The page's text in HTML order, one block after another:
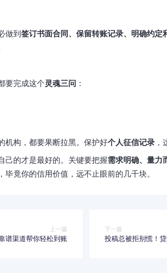
做到 签订书面合同、保留转账记录、明确约定
要完成这个灵魂三问 ：
机构，都要果断拉黑。保护好个人征信记录 ，
己的才是最好的。关键要把握需求明确、量力
竟你的信用价值，远不止眼前的几千块。
上一篇
谱渠道帮你轻松到账
下一篇
投稿总被拒别慌！